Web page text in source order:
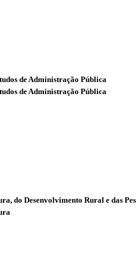
de Administração Pública
de Administração Pública
do Desenvolvimento Rural e das